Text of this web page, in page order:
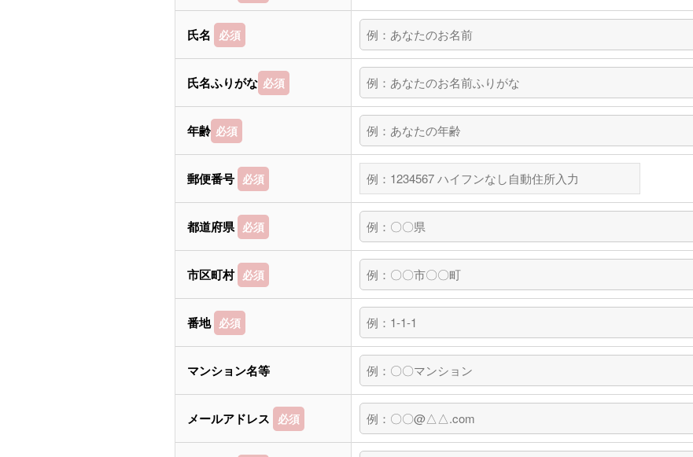
氏名 必須
氏名ふりがな 必須
年齢 必須
郵便番号 必須
都道府県 必須
市区町村 必須
番地 必須
マンション名等
メールアドレス 必須